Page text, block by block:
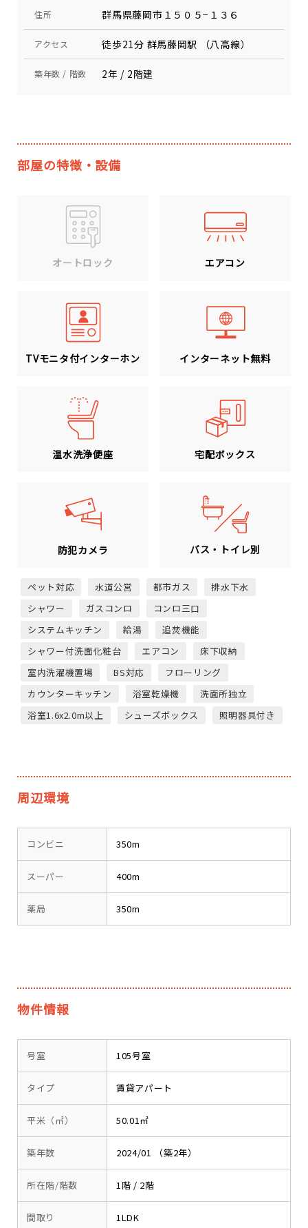
住所 群馬県藤岡市１５０５−１３６
アクセス 徒歩21分 群馬藤岡駅 （八高線）
築年数 / 階数 2年 / 2階建
部屋の特徴・設備
オートロック エアコン
TVモニタ付インターホン インターネット無料
温水洗浄便座 宅配ボックス
防犯カメラ バス・トイレ別
ペット対応 水道公営 都市ガス
排水下水
シャワー
ガスコンロ
コンロ三口
システムキッチン
給湯
追焚機能
シャワー付洗面化粧台
エアコン
床下収納
室内洗濯機置場
BS対応
フローリング
カウンターキッチン
浴室乾燥機
洗面所独立
浴室1.6x2.0m以上
シューズボックス 照明器具付き
周辺環境
コンビニ 350m
スーパー 400m
薬局 350m
物件情報
号室 105号室
タイプ 賃貸アパート
平米（㎡） 50.01㎡
築年数 2024/01 （築2年）
所在階/階数 1階 / 2階
間取り 1LDK